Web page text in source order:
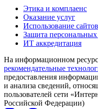
Этика и комплаенс
Оказание услуг
Использование сайтов
Защита
ИТ аккредитация
На информационном
рекомендательные
предоставления
и анализа сведений,
пользователей сети
Российской Федерации)